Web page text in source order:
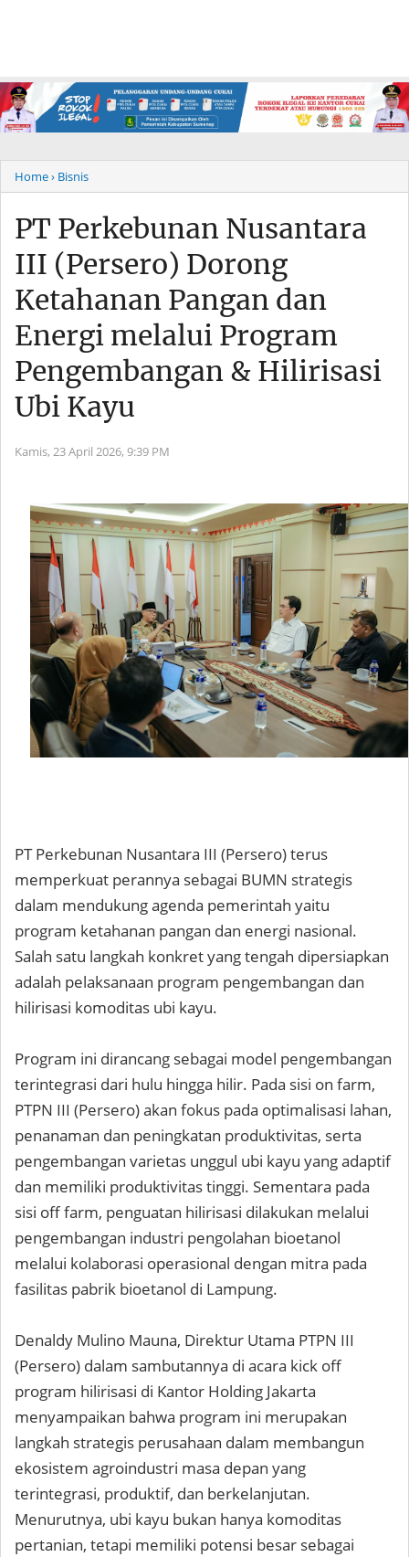
Home› Bisnis
PT Perkebunan Nusantara
III (Persero) Dorong
Ketahanan Pangan dan
Energi melalui Program
Pengembangan & Hilirisasi
Ubi Kayu
Kamis, 23 April 2026, 9:39 PM
PT Perkebunan Nusantara III (Persero) terus
memperkuat perannya sebagai BUMN strategis
dalam mendukung agenda pemerintah yaitu
program ketahanan pangan dan energi nasional.
Salah satu langkah konkret yang tengah dipersiapkan
adalah pelaksanaan program pengembangan dan
hilirisasi komoditas ubi kayu.
Program ini dirancang sebagai model pengembangan
terintegrasi dari hulu hingga hilir. Pada sisi on farm,
PTPN III (Persero) akan fokus pada optimalisasi lahan,
penanaman dan peningkatan produktivitas, serta
pengembangan varietas unggul ubi kayu yang adaptif
dan memiliki produktivitas tinggi. Sementara pada
sisi off farm, penguatan hilirisasi dilakukan melalui
pengembangan industri pengolahan bioetanol
melalui kolaborasi operasional dengan mitra pada
fasilitas pabrik bioetanol di Lampung.
Denaldy Mulino Mauna, Direktur Utama PTPN III
(Persero) dalam sambutannya di acara kick off
program hilirisasi di Kantor Holding Jakarta
menyampaikan bahwa program ini merupakan
langkah strategis perusahaan dalam membangun
ekosistem agroindustri masa depan yang
terintegrasi, produktif, dan berkelanjutan.
Menurutnya, ubi kayu bukan hanya komoditas
pertanian, tetapi memiliki potensi besar sebagai